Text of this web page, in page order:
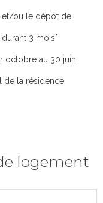
et/ou le dépôt de
3 mois*
octobre au 30 juin
de la résidence
logement